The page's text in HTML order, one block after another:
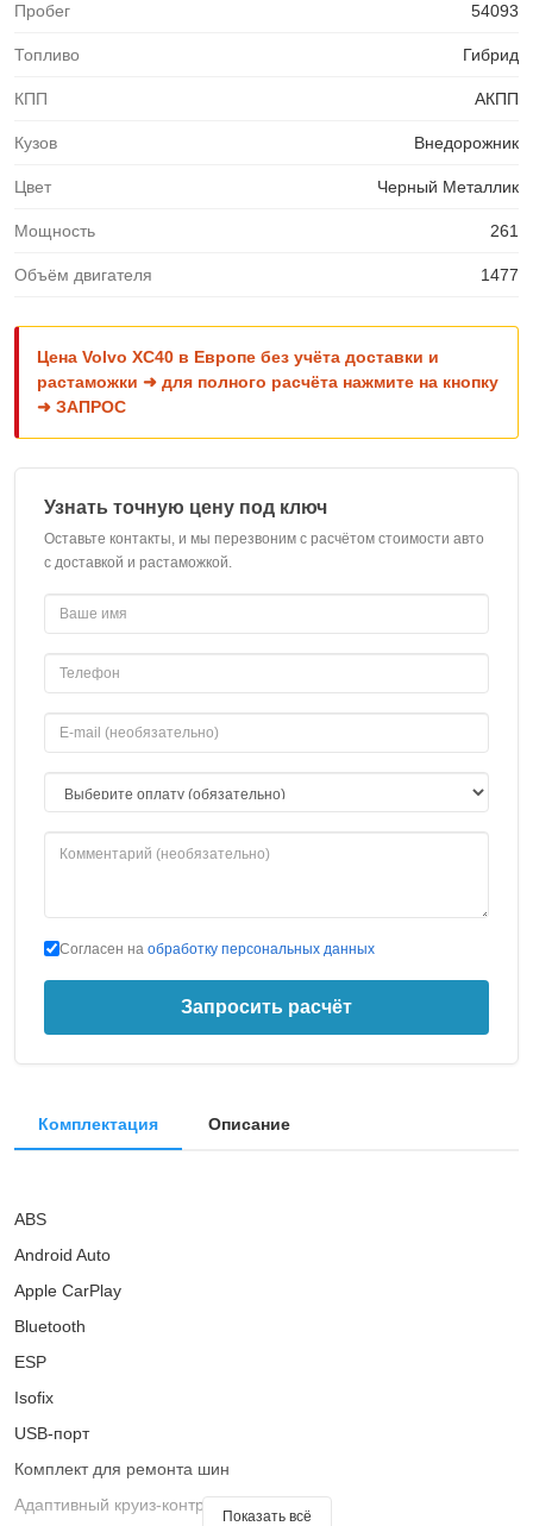
Пробег 54093
Топливо Гибрид
КПП АКПП
Кузов Внедорожник
Цвет Черный Металлик
Мощность 261
Объём двигателя 1477
Цена Volvo XC40 в Европе без учёта доставки и
растаможки ➜ для полного расчёта нажмите на кнопку
➜ ЗАПРОС
Узнать точную цену под ключ
Оставьте контакты, и мы перезвоним с расчётом стоимости авто
с доставкой и растаможкой.
Согласен на обработку персональных данных
Запросить расчёт
Комплектация Описание
ABS
Android Auto
Apple CarPlay
Bluetooth
ESP
Isofix
USB-порт
Комплект для ремонта шин
Адаптивный круиз-контроль
Показать всё